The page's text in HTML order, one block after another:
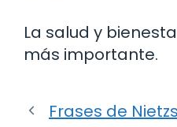
La salud y
más importante.
Frases de